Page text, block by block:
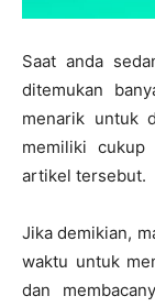
Saat anda
ditemukan
menarik untuk
memiliki cukup
artikel tersebut.
Jika demikian,
waktu untuk
dan